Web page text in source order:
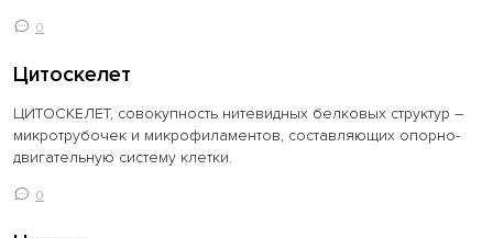
0
Цитоскелет
ЦИТОСКЕЛЕТ, совокупность нитевидных белковых структур –
микротрубочек и микрофиламентов, составляющих опорно-
двигательную систему клетки.
0